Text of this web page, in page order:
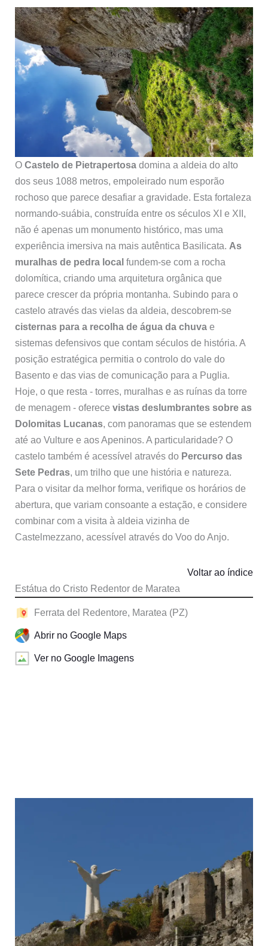
O Castelo de Pietrapertosadomina a aldeia do alto
dos seus 1088 metros, empoleirado num esporão
rochoso que parece desafiar a gravidade. Esta fortaleza
normando-suábia, construída entre os séculos XI e XII,
não é apenas um monumento histórico, mas uma
experiência imersiva na mais autêntica Basilicata. As
muralhas de pedra local fundem-se com a rocha
dolomítica, criando uma arquitetura orgânica que
parece crescer da própria montanha. Subindo para o
castelo através das vielas da aldeia, descobrem-se
cisternas para a recolha de água da chuvae
sistemas defensivos que contam séculos de história. A
posição estratégica permitia o controlo do vale do
Basento e das vias de comunicação para a Puglia.
Hoje, o que resta - torres, muralhas e as ruínas da torre
de menagem - oferece vistas deslumbrantes sobre as
Dolomitas Lucanas, com panoramas que se estendem
até ao Vulture e aos Apeninos. A particularidade? O
castelo também é acessível através do Percurso das
Sete Pedras, um trilho que une história e natureza.
Para o visitar da melhor forma, verifique os horários de
abertura, que variam consoante a estação, e considere
combinar com a visita à aldeia vizinha de
Castelmezzano, acessível através do Voo do Anjo.
Estátua do Cristo Redentor de Maratea
Voltar ao índice
Ferrata del Redentore, Maratea (PZ)
Abrir no Google Maps
Ver no Google Imagens